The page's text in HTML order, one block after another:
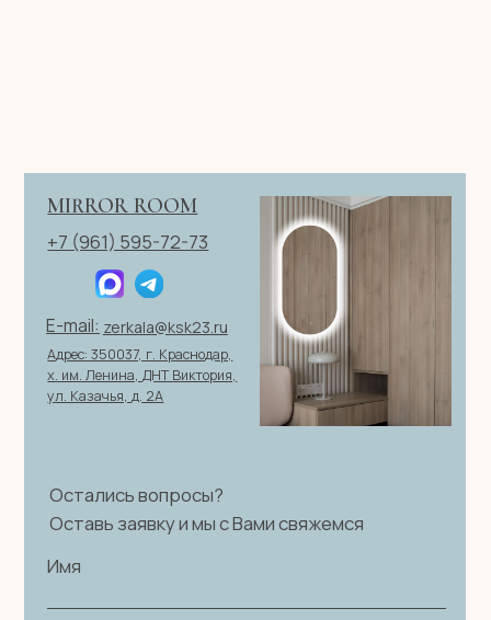
© 2026 ИП Клевцов Е.А.Все права защищены.
Политика конфиденциальности
ИНН 560400511178
ОГРН 321237500406259
ОТПРАВИТЬ ЗАЯВКУ